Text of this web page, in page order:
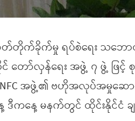
ခတ်တိုက်ခိုက်မှု ရပ်စဲရေး သဘ
ော်လှန်ရေး အဖွဲ့ ၇ ဖွဲ့ ဖြင့်
အဖွဲ့၏ ဗဟိုအလုပ်အမှုဆ
ဒီကနေ့ မနက်တွင် ထိုင်းနိုင်ငံ ချ